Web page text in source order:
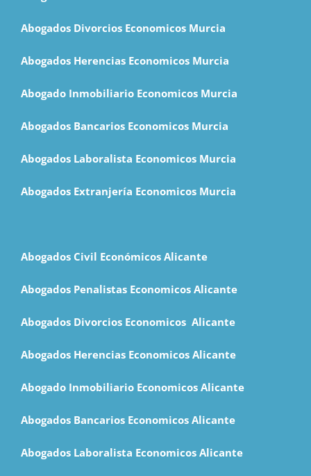
Abogados Divorcios Economicos Murcia
Abogados Herencias Economicos Murcia
Abogado Inmobiliario Economicos Murcia
Abogados Bancarios Economicos Murcia
Abogados Laboralista Economicos Murcia
Abogados Extranjería Economicos Murcia
Abogados Civil Económicos Alicante
Abogados Penalistas Economicos Alicante
Abogados Divorcios Economicos Alicante
Abogados Herencias Economicos Alicante
Abogado Inmobiliario Economicos Alicante
Abogados Bancarios Economicos Alicante
Abogados Laboralista Economicos Alicante